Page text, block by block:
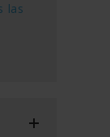
las